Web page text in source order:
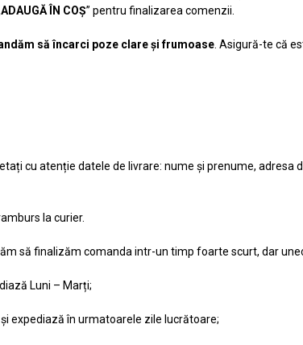
ADAUGĂ ÎN COȘ” pentru finalizarea comenzii.
să încarci poze clare și frumoase . Asigură-te că
cu atenție datele de livrare: nume și prenume,
la curier.
să finalizăm comanda intr-un timp foarte scurt, dar
Luni – Marți;
expediază în urmatoarele zile lucrătoare;